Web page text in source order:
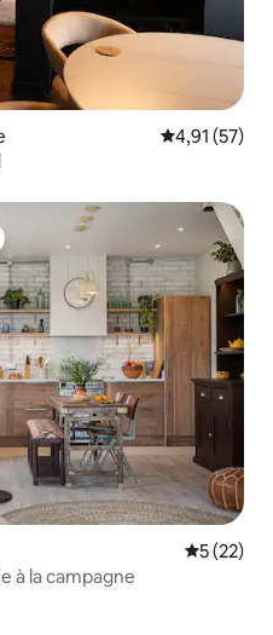
Note
4,91 (57)
les plus aimés
Note
5 (22)
à la campagne